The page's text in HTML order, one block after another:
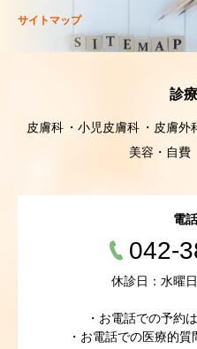
サイトマップ
診
皮膚科 小児皮膚科 皮膚外
美容・自費
電
042-
休診日：水曜
・お電話での予約
・お電話での医療的質